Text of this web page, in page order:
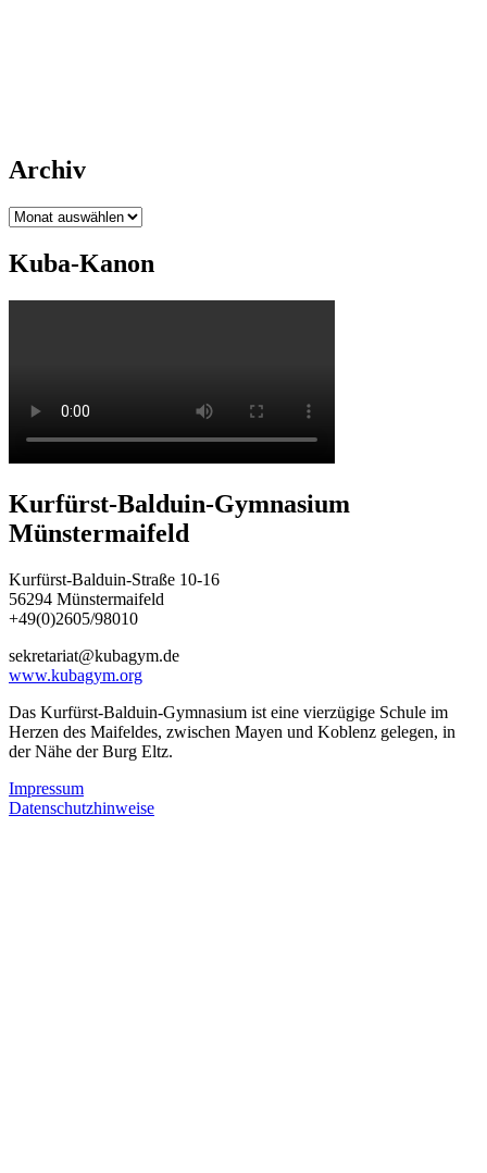
Archiv
Archiv
Kuba-Kanon
Kurfürst-Balduin-Gymnasium
Münstermaifeld
Kurfürst-Balduin-Straße 10-16
56294 Münstermaifeld
+49(0)2605/98010
sekretariat@kubagym.de
www.kubagym.org
Das Kurfürst-Balduin-Gymnasium ist eine vierzügige Schule im
Herzen des Maifeldes, zwischen Mayen und Koblenz gelegen, in
der Nähe der Burg Eltz.
Impressum
Datenschutzhinweise